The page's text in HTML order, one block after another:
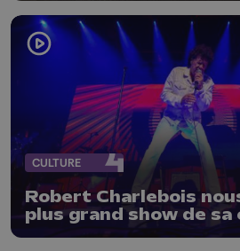
CULTURE
Robert Charlebois
plus grand show de sa
bientôt au Forum